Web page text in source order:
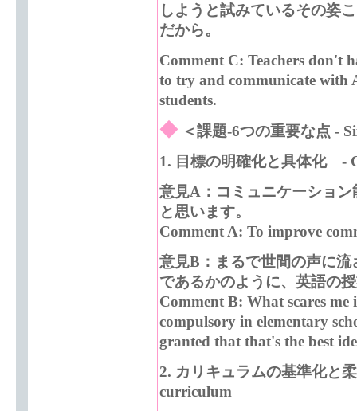
しようと試みているその姿
だから。
Comment C: Teachers don't
to try and communicate with
students.
◆ ＜課題-6つの重要な点 -
1. 目標の明確化と具体化 -
意見A：コミュニケーショ
と思います。
Comment A: To improve
意見B：まるで世間の声に
であるかのように、英語の
Comment B: What scares
compulsory in elementary
granted that that's the best
2. カリキュラムの基準化と
curriculum